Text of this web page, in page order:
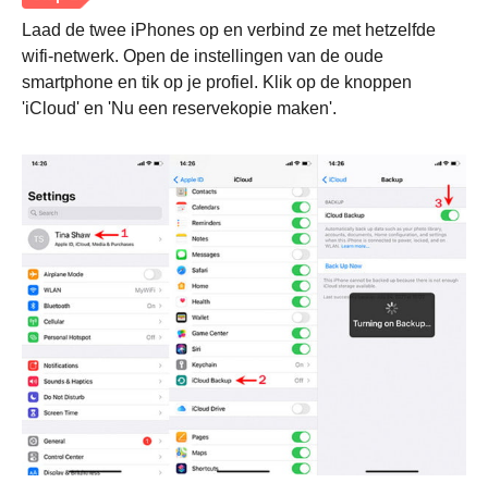
Laad de twee iPhones op en verbind ze met hetzelfde
wifi-netwerk. Open de instellingen van de oude
smartphone en tik op je profiel. Klik op de knoppen
'iCloud' en 'Nu een reservekopie maken'.